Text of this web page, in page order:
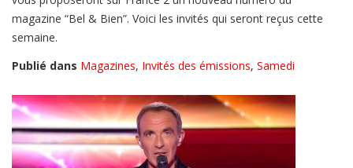
magazine “Bel & Bien”. Voici les invités qui seront reçus cette
semaine.
Publié dans Magazines, Invités des émissions, Samedi